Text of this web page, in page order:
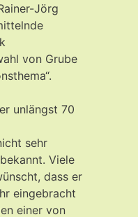
Jörg
von Grube
unlängst 70
sehr
Viele
dass er
eingebracht
einer von